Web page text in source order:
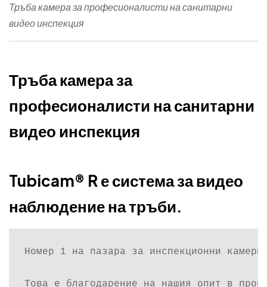
Тръба камера за професионалисти на санитарни
видео инспекция
Тръба камера за
професионалисти на санитарни
видео инспекция
Tubicam® R е система за видео
наблюдение на тръби.
Номер 1 на пазара за инспекционни
Това е благодарение на нашия опит в